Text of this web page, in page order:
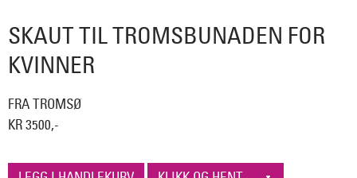
SKAUT TIL TROMSBUNADEN FOR
KVINNER
FRA TROMSØ
KR 3500,-